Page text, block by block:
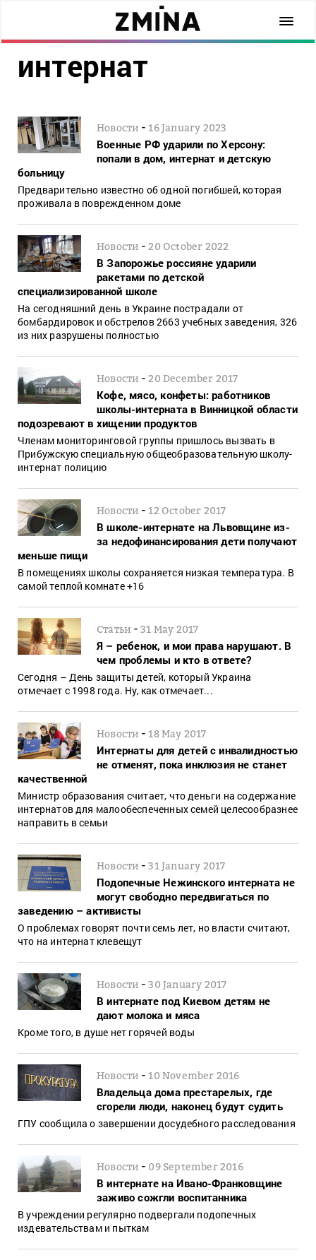
интернат
Новости -16 January 2023
Военные РФ ударили по Херсону:
попали в дом, интернат и детскую
больницу
Предварительно известно об одной погибшей, которая
проживала в поврежденном доме
Новости -20 October 2022
В Запорожье россияне ударили
ракетами по детской
специализированной школе
На сегодняшний день в Украине пострадали от
бомбардировок и обстрелов 2663 учебных заведения, 326
из них разрушены полностью
Новости -20 December 2017
Кофе, мясо, конфеты: работников
школы-интерната в Винницкой области
подозревают в хищении продуктов
Членам мониторинговой группы пришлось вызвать в
Прибужскую специальную общеобразовательную школу-
интернат полицию
Новости -12 October 2017
В школе-интернате на Львовщине из-
за недофинансирования дети получают
меньше пищи
В помещениях школы сохраняется низкая температура. В
самой теплой комнате +16
Статьи -31 May 2017
Я – ребенок, и мои права нарушают. В
чем проблемы и кто в ответе?
Сегодня – День защиты детей, который Украина
отмечает с 1998 года. Ну, как отмечает...
Новости -18 May 2017
Интернаты для детей с инвалидностью
не отменят, пока инклюзия не станет
качественной
Министр образования считает, что деньги на содержание
интернатов для малообеспеченных семей целесообразнее
направить в семьи
Новости -31 January 2017
Подопечные Нежинского интерната не
могут свободно передвигаться по
заведению – активисты
О проблемах говорят почти семь лет, но власти считают,
что на интернат клевещут
Новости -30 January 2017
В интернате под Киевом детям не
дают молока и мяса
Кроме того, в душе нет горячей воды
Новости -10 November 2016
Владельца дома престарелых, где
сгорели люди, наконец будут судить
ГПУ сообщила о завершении досудебного расследования
Новости - 09 September 2016
В интернате на Ивано-Франковщине
заживо сожгли воспитанника
В учреждении регулярно подвергали подопечных
издевательствам и пыткам